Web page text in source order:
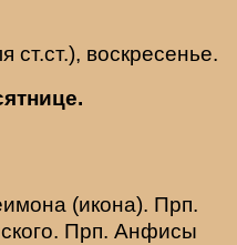
ст.ст.), воскресенье.
(икона). Прп.
Прп. Анфисы